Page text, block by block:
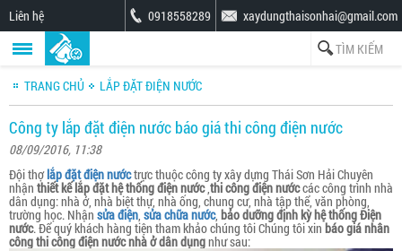
Liên hệ xaydungthaisonhai@gmail.com
0918558289
TRANG CHỦ LẮP ĐẶT ĐIỆN NƯỚC
Công ty lắp đặt điện nước báo giá thi công điện nước
08/09/2016, 11:38
Đội thợlắp đặt điện nướctrực thuộc công ty xây dựng Thái Sơn Hải Chuyên
nhận thiết kế lắp đặt hệ thống điện nước,thi công điện nướccác công trình nhà
dân dụng: nhà ở, nhà biệt thự, nhà ống, chung cư, nhà tập thể, văn phòng,
trường học. Nhận sửa điện, sửa chữa nước, bảo dưỡng định kỳ hệ thống Điện
nước. Để quý khách hàng tiện tham khảo chúng tôi Chúng tôi xinbáo giá nhân
công thi công điện nước nhà ở dân dụngnhư sau: